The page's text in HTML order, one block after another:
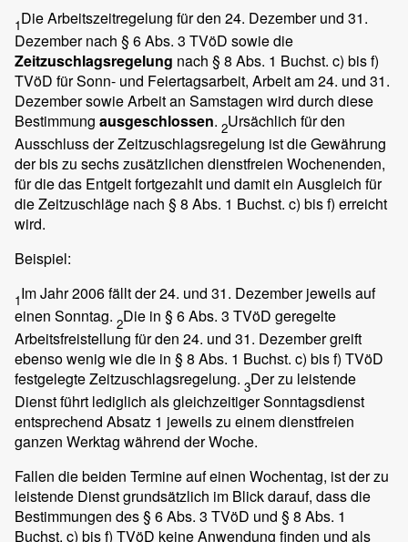
1Die Arbeitszeitregelung für den 24. Dezember und 31.
Dezember nach § 6 Abs. 3 TVöD sowie die
Zeitzuschlagsregelung nach § 8 Abs. 1 Buchst. c) bis f)
TVöD für Sonn- und Feiertagsarbeit, Arbeit am 24. und 31.
Dezember sowie Arbeit an Samstagen wird durch diese
Bestimmung ausgeschlossen. 2Ursächlich für den
Ausschluss der Zeitzuschlagsregelung ist die Gewährung
der bis zu sechs zusätzlichen dienstfreien Wochenenden,
für die das Entgelt fortgezahlt und damit ein Ausgleich für
die Zeitzuschläge nach § 8 Abs. 1 Buchst. c) bis f) erreicht
wird.
Beispiel:
1Im Jahr 2006 fällt der 24. und 31. Dezember jeweils auf
einen Sonntag. 2Die in § 6 Abs. 3 TVöD geregelte
Arbeitsfreistellung für den 24. und 31. Dezember greift
ebenso wenig wie die in § 8 Abs. 1 Buchst. c) bis f) TVöD
festgelegte Zeitzuschlagsregelung. 3Der zu leistende
Dienst führt lediglich als gleichzeitiger Sonntagsdienst
entsprechend Absatz 1 jeweils zu einem dienstfreien
ganzen Werktag während der Woche.
Fallen die beiden Termine auf einen Wochentag, ist der zu
leistende Dienst grundsätzlich im Blick darauf, dass die
Bestimmungen des § 6 Abs. 3 TVöD und § 8 Abs. 1
Buchst. c) bis f) TVöD keine Anwendung finden und als